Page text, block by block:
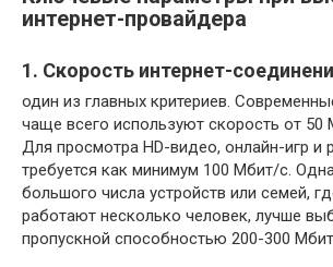
интернет-провайдера
1. Скорость интернет-
один из главных критериев.
чаще всего используют скорость от
Для просмотра HD-видео, онлайн-игр и
требуется как минимум 100 Мбит/с.
большого числа устройств или семей,
работают несколько человек, лучше
пропускной способностью 200-300